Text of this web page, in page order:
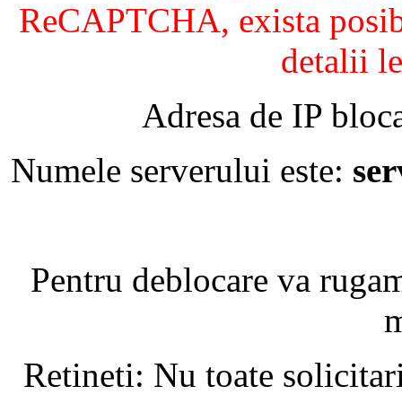
ReCAPTCHA, exista
detalii
Adresa de IP
Numele serverului este:
Pentru deblocare va
Retineti: Nu toate